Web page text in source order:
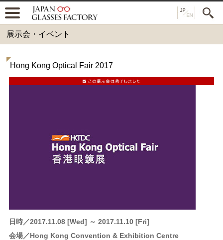
展示会・イベント
Hong Kong Optical Fair 2017
日時
2017.11.08 [Wed] ～ 2017.11.10 [Fri]
会場
Hong Kong Convention & Exhibition Centre